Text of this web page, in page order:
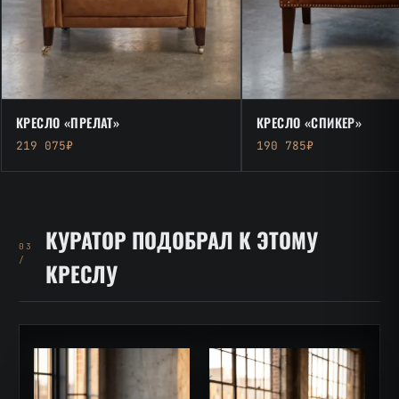
КРЕСЛО «ПРЕЛАТ»
219 075₽
КРЕСЛО «СПИКЕР»
190 785₽
03
/
КУРАТОР ПОДОБРАЛ К ЭТОМУ
КРЕСЛУ